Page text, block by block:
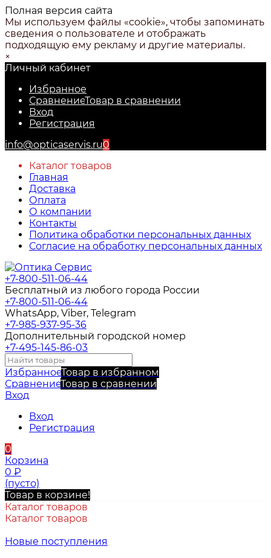
Полная версия сайта
Мы используем файлы «cookie», чтобы запоминать
сведения о пользователе и отображать
подходящую ему рекламу и другие материалы.
×
Личный кабинет
Избранное
СравнениеТовар в сравнении
Вход
Регистрация
info@opticaservis.ru0
Каталог товаров
Главная
Доставка
Оплата
О компании
Контакты
Политика обработки персональных данных
Согласие на обработку персональных данных
+7-800-511-06-44
Бесплатный из любого города России
+7-800-511-06-44
WhatsApp, Viber, Telegram
+7-985-937-95-36
Дополнительный городской номер
+7-495-145-86-03
ИзбранноеТовар в избранном
СравнениеТовар в сравнении
Вход
Вход
Регистрация
0
Корзина
0 ₽
(пусто)
Товар в корзине!
Каталог товаров
Каталог товаров
Новые поступления